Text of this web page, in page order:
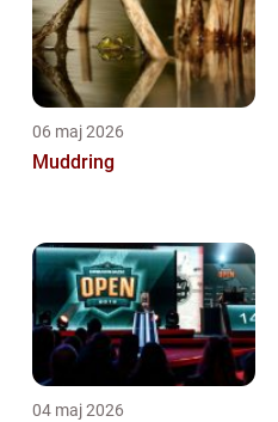
06 maj 2026
Muddring
04 maj 2026